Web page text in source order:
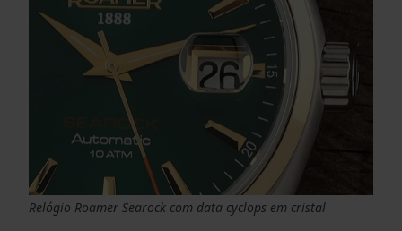
Relógio Roamer Searock com data cyclops em cristal